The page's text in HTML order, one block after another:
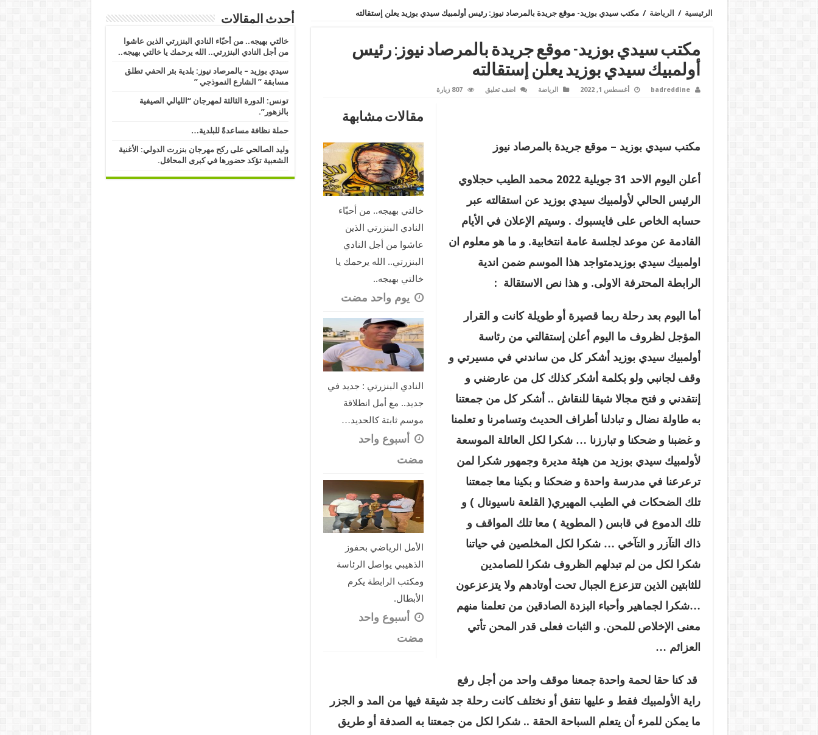
الرئيسية / الرياضة / مكتب سيدي بوزيد- موقع جريدة بالمرصاد نيوز: رئيس أولمبيك سيدي بوزيد يعلن إستقالته
مكتب سيدي بوزيد- موقع جريدة بالمرصاد نيوز: رئيس
أولمبيك سيدي بوزيد يعلن إستقالته
badreddine أغسطس 1, 2022 الرياضة اضف تعليق 807 زيارة
مقالات مشابهة
خالتي بهيجه.. من أحبّاء
النادي البنزرتي الذين
عاشوا من أجل النادي
البنزرتي.. الله يرحمك يا
خالتي بهيجه..
‏يوم واحد مضت
النادي البنزرتي : جديد في
جديد.. مع أمل انطلاقة
موسم ثابتة كالحديد…
‏أسبوع واحد
مضت
الأمل الرياضي بحفوز
الذهيبي يواصل الرئاسة
ومكتب الرابطة يكرم
الأبطال.
‏أسبوع واحد
مضت
مكتب سيدي بوزيد – موقع جريدة بالمرصاد نيوز
أعلن اليوم الاحد 31 جويلية 2022 محمد الطيب حجلاوي
الرئيس الحالي لأولمبيك سيدي بوزيد عن استقالته عبر
حسابه الخاص على فايسبوك . وسيتم الإعلان في الأيام
القادمة عن موعد لجلسة عامة انتخابية. و ما هو معلوم ان
اولمبيك سيدي بوزيدمتواجد هذا الموسم ضمن اندية
الرابطة المحترفة الاولى. و هذا نص الاستقالة :
أما اليوم بعد رحلة ربما قصيرة أو طويلة كانت و القرار
المؤجل لظروف ما اليوم أعلن إستقالتي من رئاسة
أولمبيك سيدي بوزيد أشكر كل من ساندني في مسيرتي و
وقف لجانبي ولو بكلمة أشكر كذلك كل من عارضني و
إنتقدني و فتح مجالا شيقا للنقاش .. أشكر كل من جمعتنا
به طاولة نضال و تبادلنا أطراف الحديث وتسامرنا و تعلمنا
و غضبنا و ضحكنا و تبارزنا … شكرا لكل العائلة الموسعة
لأولمبيك سيدي بوزيد من هيئة مديرة وجمهور شكرا لمن
ترعرعنا في مدرسة واحدة و ضحكنا و بكينا معا جمعتنا
تلك الضحكات في الطيب المهيري( القلعة ناسيونال ) و
تلك الدموع في قابس ( المطوية ) معا تلك المواقف و
ذاك التآزر و التآخي … شكرا لكل المخلصين في حياتنا
شكرا لكل من لم تبدلهم الظروف شكرا للصامدين
للثابتين الذين تتزعزع الجبال تحت أوتادهم ولا يتزعزعون
…شكرا لجماهير وأحباء البزدة الصادقين من تعلمنا منهم
معنى اﻹخلاص للمحن. و الثبات فعلى قدر المحن تأتي
العزائم …
قد كنا حقا لحمة واحدة جمعنا موقف واحد من أجل رفع
راية الأولمبيك فقط و عليها نتفق أو نختلف كانت رحلة جد شيقة فيها من المد و الجزر
ما يمكن للمرء أن يتعلم السباحة الحقة ..شكرا لكل من جمعتنا به الصدفة أو طريق
أحدث المقالات
خالتي بهيجه.. من أحبّاء النادي البنزرتي الذين عاشوا
من أجل النادي البنزرتي.. الله يرحمك يا خالتي بهيجه..
سيدي بوزيد – بالمرصاد نيوز: بلدية بئر الحفي تطلق
مسابقة ” الشارع النموذجي ” ​
تونس: الدورة الثالثة لمهرجان “الليالي الصيفية
بالزهور”.
حملة نظافة مساعدةً للبلدية…
وليد الصالحي على ركح مهرجان بنزرت الدولي: الأغنية
الشعبية تؤكد حضورها في كبرى المحافل.